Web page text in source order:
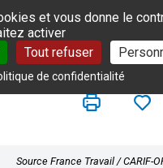
cookies
et vous donne le
activer
Tout refuser
de confidentialité
Source France Travail / CARIF-